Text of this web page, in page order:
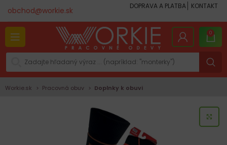
obchod@workie.sk DOPRAVA A PLATBA KONTAKT
0
Workie.sk Pracovná obuv Doplnky k obuvi